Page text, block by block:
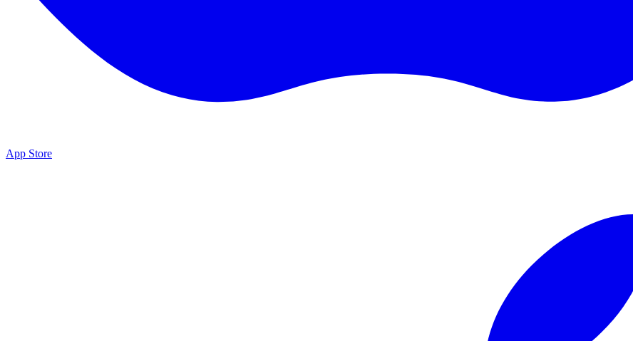
App Store